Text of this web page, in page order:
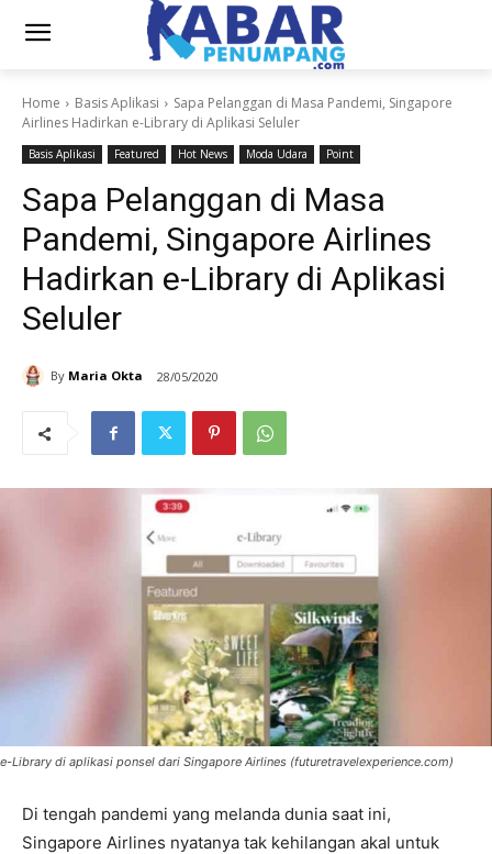
Home Basis Aplikasi
Sapa Pelanggan di Masa Pandemi, Singapore
Airlines Hadirkan e-Library di Aplikasi Seluler
Basis Aplikasi Featured Hot News Moda Udara Point
Sapa Pelanggan di Masa
Pandemi, Singapore Airlines
Hadirkan e-Library di Aplikasi
Seluler
By Maria Okta 28/05/2020
e-Library di aplikasi ponsel dari Singapore Airlines (futuretravelexperience.com)
Di tengah pandemi yang melanda dunia saat ini,
Singapore Airlines nyatanya tak kehilangan akal untuk